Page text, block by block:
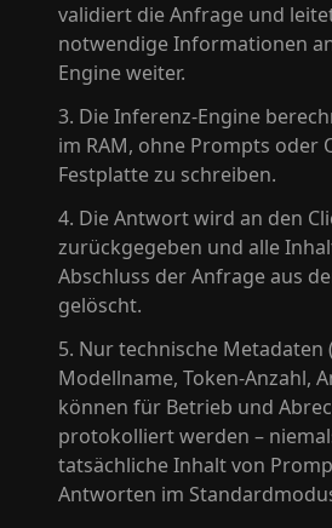
validiert die Anfrage und
notwendige Informationen
Engine weiter.
Die Inferenz-Engine
im RAM, ohne Prompts oder
Festplatte zu schreiben.
Die Antwort wird an den
zurückgegeben und alle
Abschluss der Anfrage aus
gelöscht.
Nur technische Metadaten
Modellname, Token-Anzahl,
können für Betrieb und
protokolliert werden –
tatsächliche Inhalt von
Antworten im